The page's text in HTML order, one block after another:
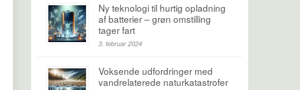
Ny teknologi til hurtig opladning
af batterier – grøn omstilling
tager fart
3. februar 2024
Voksende udfordringer med
vandrelaterede naturkatastrofer